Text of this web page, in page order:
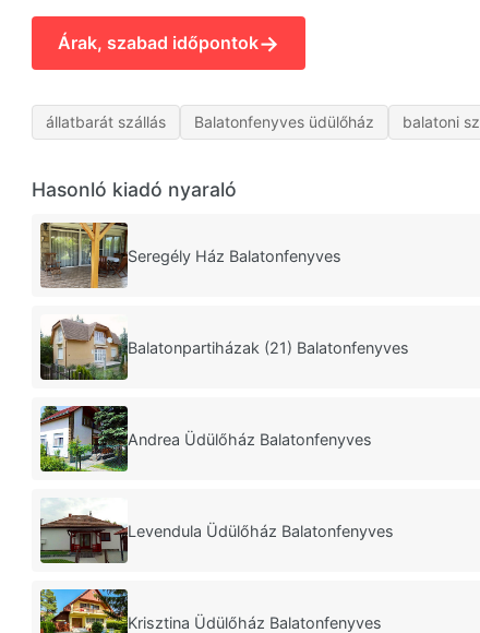
Árak, szabad időpontok→
állatbarát szállás Balatonfenyves üdülőház balatoni
Hasonló kiadó nyaraló
Seregély Ház Balatonfenyves
Balatonpartiházak (21) Balatonfenyves
Andrea Üdülőház Balatonfenyves
Levendula Üdülőház Balatonfenyves
Krisztina Üdülőház Balatonfenyves